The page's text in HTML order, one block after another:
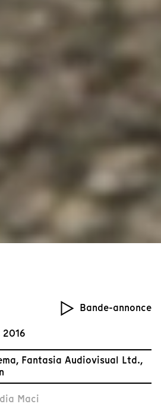
Bande-annonce
Fantasia Audiovisual Ltd.,
Maci